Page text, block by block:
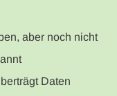
aber noch nicht
Daten